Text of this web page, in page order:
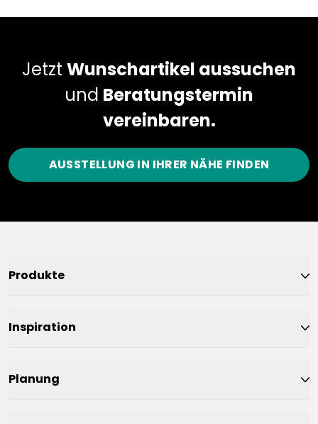
Jetzt Wunschartikel aussuchen
und Beratungstermin
vereinbaren.
AUSSTELLUNG IN IHRER NÄHE FINDEN
Produkte
Inspiration
Planung